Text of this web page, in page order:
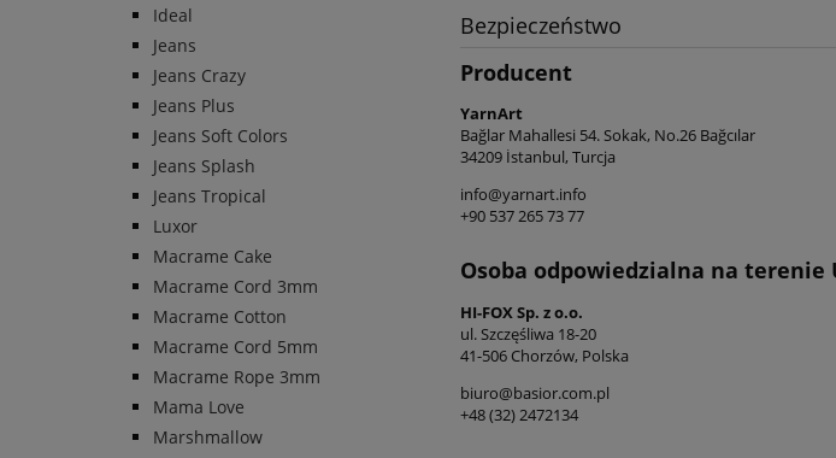
Ideal
Jeans
Jeans Crazy
Jeans Plus
Jeans Soft Colors
Jeans Splash
Jeans Tropical
Luxor
Macrame Cake
Macrame Cord 3mm
Macrame Cotton
Macrame Cord 5mm
Macrame Rope 3mm
Mama Love
Marshmallow
Bezpieczeństwo
Producent
YarnArt
Bağlar Mahallesi 54. Sokak, No.26 Bağcılar
34209 İstanbul, Turcja
info@yarnart.info
+90 537 265 73 77
Osoba odpowiedzialna na terenie
HI-FOX Sp. z o.o.
ul. Szczęśliwa 18-20
41-506 Chorzów, Polska
biuro@basior.com.pl
+48 (32) 2472134